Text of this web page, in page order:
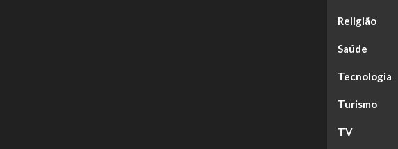
Religião
Saúde
Tecnologia
Turismo
TV